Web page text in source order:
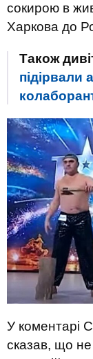
сокирою в
Харкова до
Також
підірвали
У коментарі
сказав, що не